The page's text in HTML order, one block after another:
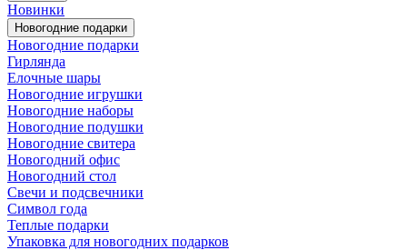
Новинки
Новогодние подарки
Новогодние подарки
Гирлянда
Елочные шары
Новогодние игрушки
Новогодние наборы
Новогодние подушки
Новогодние свитера
Новогодний офис
Новогодний стол
Свечи и подсвечники
Символ года
Теплые подарки
Упаковка для новогодних подарков